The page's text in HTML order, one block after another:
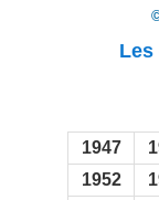
Les
1947
1952